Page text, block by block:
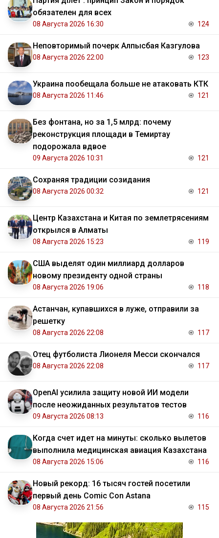
обязателен для всех
08 Августа 2026 16:30 124
Неповторимый почерк Алпысбая Казгулова
08 Августа 2026 22:00 123
Украина пообещала больше не атаковать КТК
08 Августа 2026 11:46 121
Без фонтана, но за 1,5 млрд: почему
реконструкция площади в Темиртау
подорожала вдвое
09 Августа 2026 10:31 121
Сохраняя традиции созидания
08 Августа 2026 00:32 121
Центр Казахстана и Китая по землетрясениям
открылся в Алматы
08 Августа 2026 15:23 119
США выделят один миллиард долларов
новому президенту одной страны
08 Августа 2026 19:06 118
Астанчан, купавшихся в луже, отправили за
решетку
08 Августа 2026 22:08 117
Отец футболиста Лионеля Месси скончался
08 Августа 2026 22:08 117
OpenAI усилила защиту новой ИИ модели
после неожиданных результатов тестов
09 Августа 2026 08:13 116
Когда счет идет на минуты: сколько вылетов
выполнила медицинская авиация Казахстана
08 Августа 2026 15:06 116
Новый рекорд: 16 тысяч гостей посетили
первый день Comic Con Astana
08 Августа 2026 21:56 115